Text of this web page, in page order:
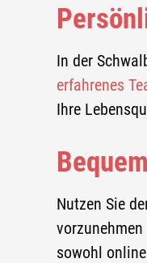
In der
erfahrenes
Ihre
Nutzen Sie
sowohl
EIGENKOSMETIK
SCHWALBANGER
ANGEBOTE
Social Media
FACEBOOK
INSTAGRAM